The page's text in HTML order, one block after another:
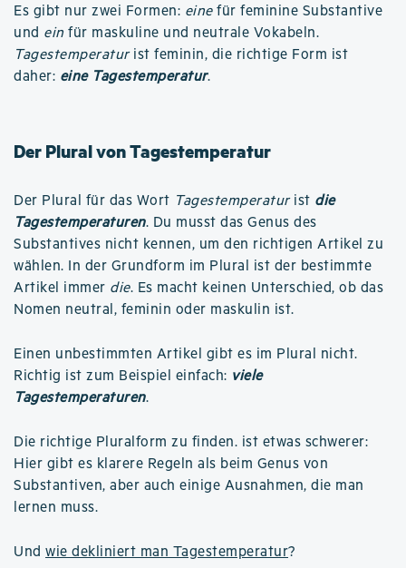
Es gibt nur zwei Formen: einefür feminine Substantive
und ein für maskuline und neutrale Vokabeln.
Tagestemperaturist feminin, die richtige Form ist
daher: eine Tagestemperatur.
Der Plural von Tagestemperatur
Der Plural für das Wort Tagestemperaturist die
Tagestemperaturen. Du musst das Genus des
Substantives nicht kennen, um den richtigen Artikel zu
wählen. In der Grundform im Plural ist der bestimmte
Artikel immer die. Es macht keinen Unterschied, ob das
Nomen neutral, feminin oder maskulin ist.
Einen unbestimmten Artikel gibt es im Plural nicht.
Richtig ist zum Beispiel einfach: viele
Tagestemperaturen.
Die richtige Pluralform zu finden. ist etwas schwerer:
Hier gibt es klarere Regeln als beim Genus von
Substantiven, aber auch einige Ausnahmen, die man
lernen muss.
Und wie dekliniert man Tagestemperatur?